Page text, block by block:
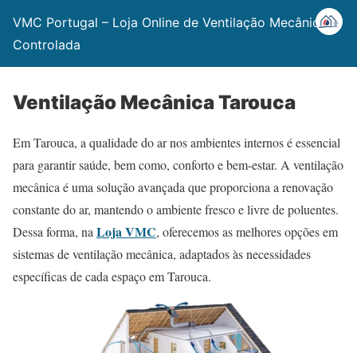
VMC Portugal – Loja Online de Ventilação Mecânica
Controlada
Ventilação Mecânica Tarouca
Em Tarouca, a qualidade do ar nos ambientes internos é essencial
para garantir saúde, bem como, conforto e bem-estar. A ventilação
mecânica é uma solução avançada que proporciona a renovação
constante do ar, mantendo o ambiente fresco e livre de poluentes.
Dessa forma, na Loja VMC, oferecemos as melhores opções em
sistemas de ventilação mecânica, adaptados às necessidades
específicas de cada espaço em Tarouca.